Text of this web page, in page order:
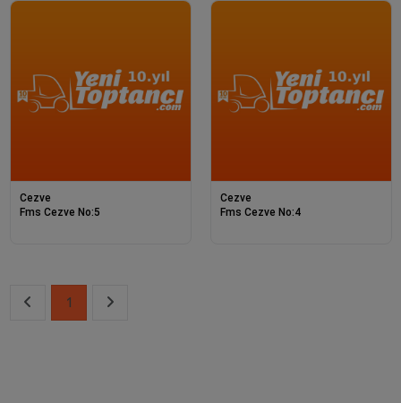
Cezve
Fms Cezve No:5
Cezve
Fms Cezve No:4
1